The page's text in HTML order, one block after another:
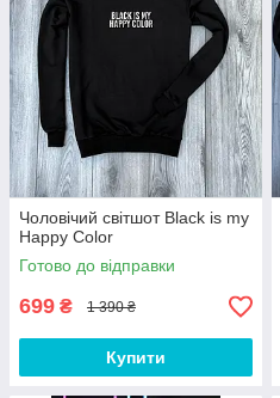
Чоловічий світшот Black is my
Happy Color
Готово до відправки
699 ₴ 1 390 ₴
Купити